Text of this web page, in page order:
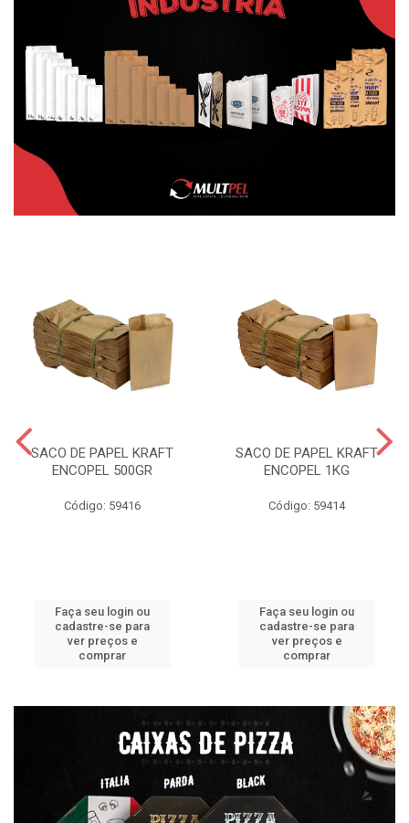
SACO DE PAPEL KRAFT
ENCOPEL 500GR
Código: 59416
Faça seu login ou
cadastre-se para
ver preços e
comprar
SACO DE PAPEL KRAFT
ENCOPEL 1KG
Código: 59414
Faça seu login ou
cadastre-se para
ver preços e
comprar